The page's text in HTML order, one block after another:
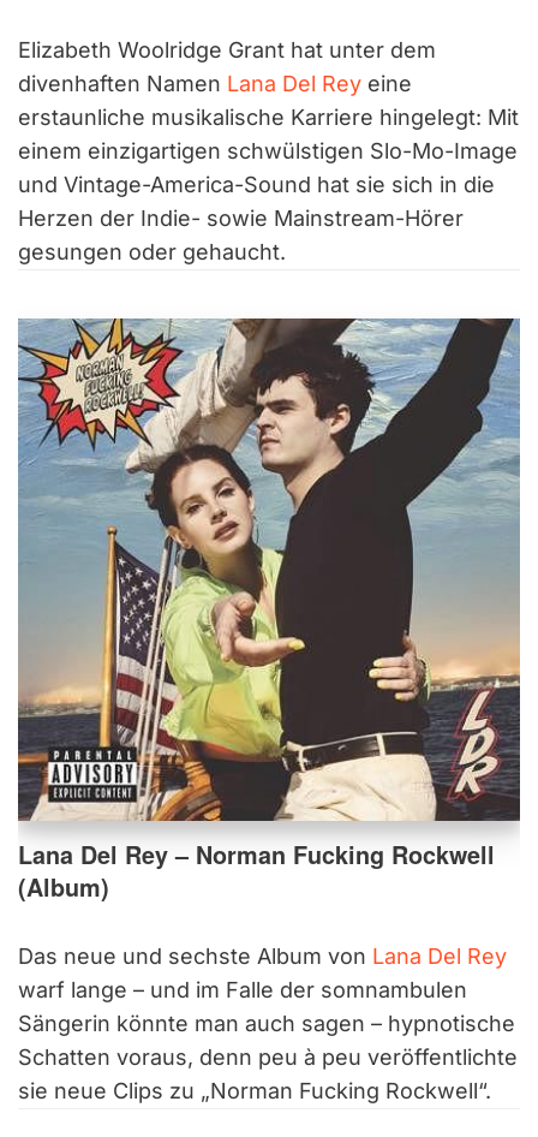
Elizabeth Woolridge Grant hat unter dem
divenhaften Namen Lana Del Rey eine
erstaunliche musikalische Karriere hingelegt: Mit
einem einzigartigen schwülstigen Slo-Mo-Image
und Vintage-America-Sound hat sie sich in die
Herzen der Indie- sowie Mainstream-Hörer
gesungen oder gehaucht.
Lana Del Rey – Norman Fucking Rockwell
(Album)
Das neue und sechste Album von Lana Del Rey
warf lange – und im Falle der somnambulen
Sängerin könnte man auch sagen – hypnotische
Schatten voraus, denn peu à peu veröffentlichte
sie neue Clips zu „Norman Fucking Rockwell“.